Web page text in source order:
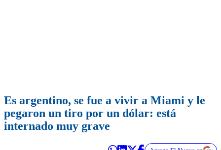
Es argentino, se fue a vivir a Miami y le
pegaron un tiro por un dólar: está
internado muy grave